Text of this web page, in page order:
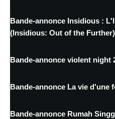
Bande-annonce Insidious :
(Insidious: Out of the Further)
Bande-annonce violent night
Bande-annonce La vie d'une
Bande-annonce Rumah